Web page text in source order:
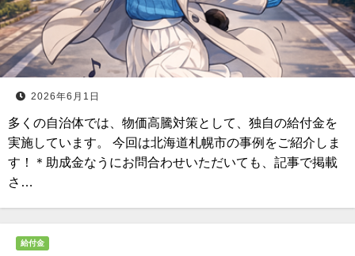
2026年6月1日
多くの自治体では、物価高騰対策として、独自の給付金を
実施しています。 今回は北海道札幌市の事例をご紹介しま
す！＊助成金なうにお問合わせいただいても、記事で掲載
さ…
給付金